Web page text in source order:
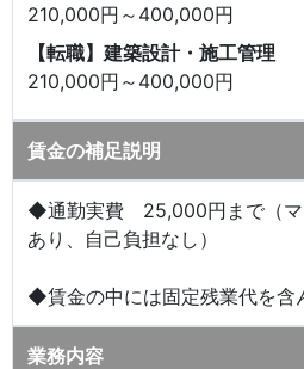
210,000円～400,000円
【転職】建築設計・施工管理
210,000円～400,000円
賃金の補足説明
◆通勤実費 25,000円まで（
あり、自己負担なし）
◆賃金の中には固定残業代を含
業務内容